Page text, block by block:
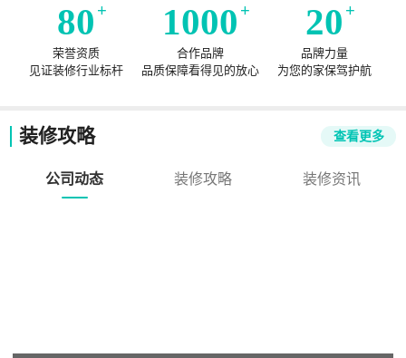
80 +
荣誉资质
见证装修行业标杆
1000 +
合作品牌
品质保障看得见的放心
20 +
品牌力量
为您的家保驾护航
装修攻略 查看更多
公司动态 装修攻略 装修资讯